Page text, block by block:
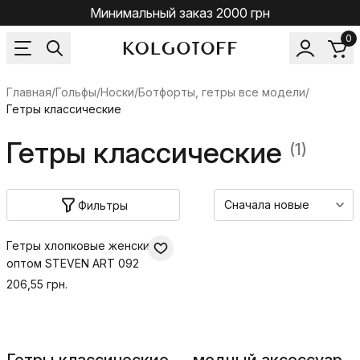
Минимальный заказ 2000 грн
0
Главная/Гольфы/Носки/Ботфорты, гетры все модели/
Гетры классические
Гетры классические (1)
Фильтры
Гетры хлопковые женские
оптом STEVEN ART 092
206,55 грн.